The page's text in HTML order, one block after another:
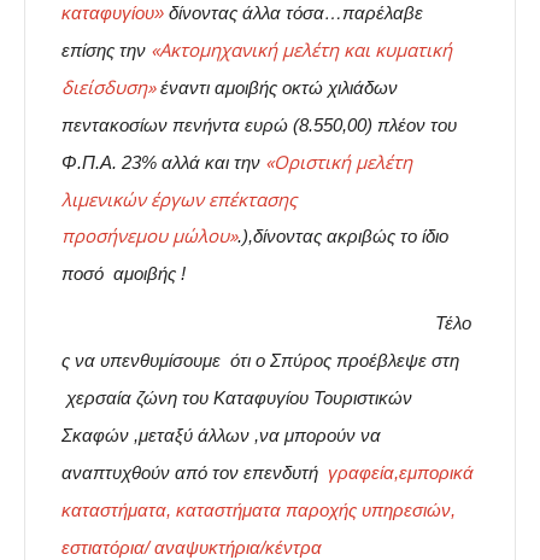
καταφυγίου» δίνοντας άλλα τόσα…παρέλαβε
επίσης την «Ακτομηχανική μελέτη και κυματική
διείσδυση»έναντι αμοιβής οκτώ χιλιάδων
πεντακοσίων πενήντα ευρώ (8.550,00) πλέον του
Φ.Π.Α. 23% αλλά και την «Οριστική μελέτη
λιμενικών έργων επέκτασης
προσήνεμου μώλου».),δίνοντας ακριβώς το ίδιο
ποσό αμοιβής !
Τέλο
ς να υπενθυμίσουμε ότι ο Σπύρος προέβλεψε στη
χερσαία ζώνη του Καταφυγίου Τουριστικών
Σκαφών ,μεταξύ άλλων ,να μπορούν να
αναπτυχθούν από τον επενδυτή γραφεία,εμπορικά
καταστήματα, καταστήματα παροχής υπηρεσιών,
εστιατόρια/ αναψυκτήρια/κέντρα